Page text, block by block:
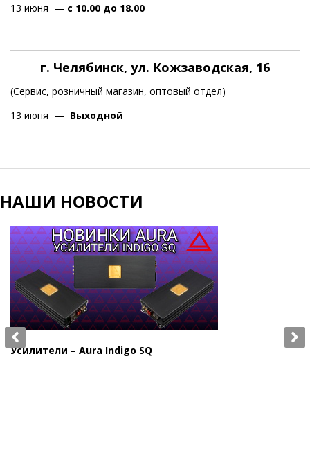
13 июня — с 10.00 до 18.00
г. Челябинск, ул. Кожзаводская, 16
(Сервис, розничный магазин, оптовый отдел)
13 июня — Выходной
НАШИ НОВОСТИ
Усилители – Aura Indigo SQ